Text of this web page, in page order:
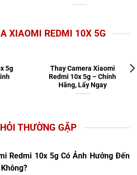
XIAOMI REDMI 10X 5G
5g
Thay Camera Xiaomi
Redmi 10x 5g – Chính
Hãng, Lấy Ngay
THƯỜNG GẶP
Redmi 10x 5g Có Ảnh Hưởng Đến